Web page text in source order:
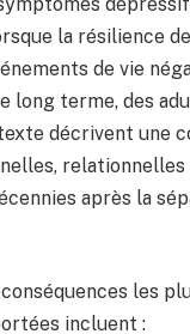
la résilience
de vie
long terme, des
décrivent une
après la
les
incluent :